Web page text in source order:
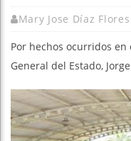
Mary Jose Díaz Flores
Por hechos ocurridos
General del Estado,